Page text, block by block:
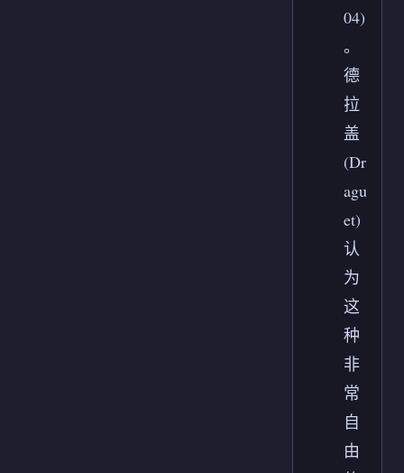
04)
。
德
拉
盖
(Dr
agu
et)
认
为
这
种
非
常
自
由